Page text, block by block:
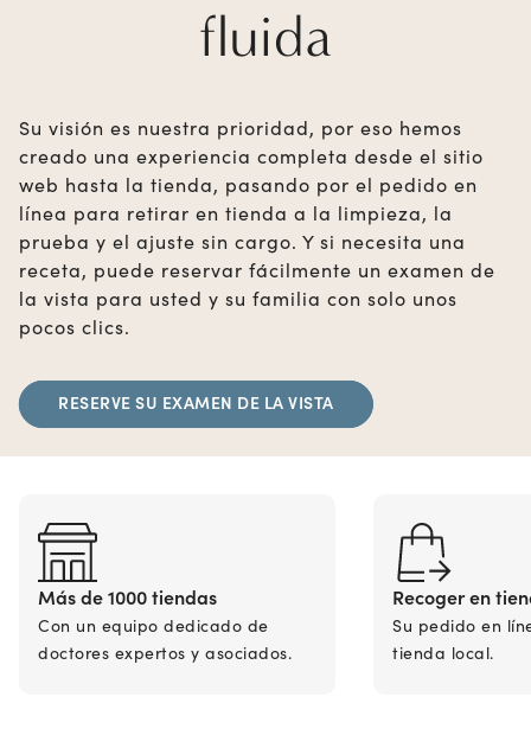
fluida
Su visión es nuestra prioridad, por eso hemos
creado una experiencia completa desde el sitio
web hasta la tienda, pasando por el pedido en
línea para retirar en tienda a la limpieza, la
prueba y el ajuste sin cargo. Y si necesita una
receta, puede reservar fácilmente un examen de
la vista para usted y su familia con solo unos
pocos clics.
RESERVE SU EXAMEN DE LA VISTA
Más de 1000 tiendas
Con un equipo dedicado de
doctores expertos y asociados.
Recoger en
Su pedido en
tienda local.